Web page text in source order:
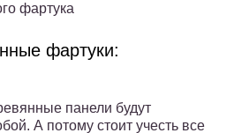
фартука
фартуки:
панели будут
А потому стоит учесть все